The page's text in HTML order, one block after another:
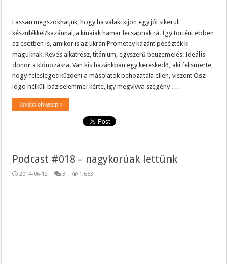
Lassan megszokhatjuk, hogy ha valaki kijön egy jól sikerült
készülékkel/kazánnal, a kínaiak hamar lecsapnak rá. Így történt ebben
az esetben is, amikor is az ukrán Prometey kazánt pécézték ki
maguknak. Kevés alkatrész, titánium, egyszerű beüzemelés. Ideális
donor a klónozásra. Van kis hazánkban egy kereskedő, aki felismerte,
hogy felesleges küzdeni a másolatok behozatala ellen, viszont Oszi
logo nélküli báziselemmel kérte, így megvívva szegény …
Tovább olvasom »
Podcast #018 – nagykorúak lettünk
2014-06-12 3 1,653